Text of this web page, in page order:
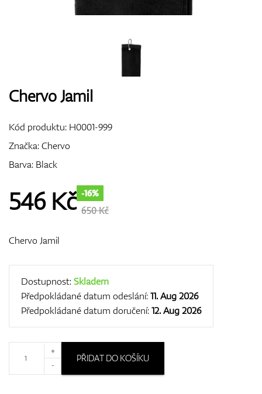
Bagy
Dárkové poukazy
Chervo Jamil
Kód produktu: H0001-999
Značka:Chervo
Barva: Black
546Kč -16%
650 Kč
Chervo Jamil
Dostupnost:Skladem
Předpokládané datum odeslání:11. Aug 2026
Předpokládané datum doručení:12. Aug 2026
+
-
PŘIDAT DO KOŠÍKU